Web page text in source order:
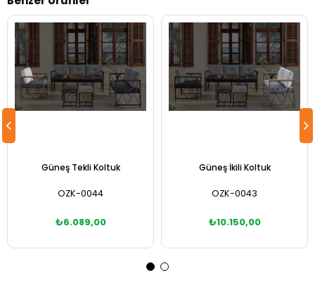
Güneş Tekli Koltuk
OZK-0044
₺6.089,00
Güneş İkili Koltuk
OZK-0043
₺10.150,00